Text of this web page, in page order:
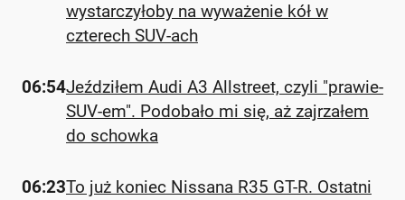
wystarczyłoby na wyważenie kół w
czterech SUV-ach
06:54Jeździłem Audi A3 Allstreet, czyli "prawie-
SUV-em". Podobało mi się, aż zajrzałem
do schowka
06:23To już koniec Nissana R35 GT-R. Ostatni